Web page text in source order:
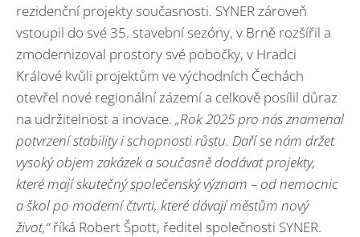
rezidenční projekty současnosti. SYNER zároveň
vstoupil do své 35. stavební sezóny, v Brně rozšířil a
zmodernizoval prostory své pobočky, v Hradci
Králové kvůli projektům ve východních Čechách
otevřel nové regionální zázemí a celkově posílil důraz
na udržitelnost a inovace. „Rok 2025 pro nás znamenal
potvrzení stability i schopnosti růstu. Daří se nám držet
vysoký objem zakázek a současně dodávat projekty,
které mají skutečný společenský význam – od nemocnic
a škol po moderní čtvrti, které dávají městům nový
život,“říká Robert Špott, ředitel společnosti SYNER.